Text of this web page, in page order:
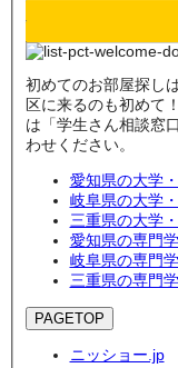
初めてのお部屋探し
区に来るのも初めて
は「学生さん相談窓
わせください。
愛知県の大学
岐阜県の大学
三重県の大学
愛知県の専門
岐阜県の専門
三重県の専門
PAGETOP
ニッショー.jp